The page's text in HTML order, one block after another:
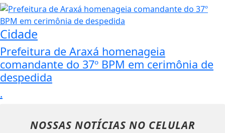
Cidade
Prefeitura de Araxá homenageia
comandante do 37º BPM em cerimônia de
despedida
.
NOSSAS NOTÍCIAS NO CELULAR